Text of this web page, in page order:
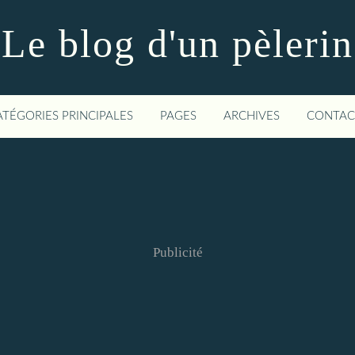
Le blog d'un pèlerin
PRINCIPALES PAGES ARCHIVES
Publicité